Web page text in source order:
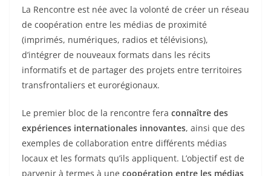
La Rencontre est née avec la volonté de créer un réseau
de coopération entre les médias de proximité
(imprimés, numériques, radios et télévisions),
d’intégrer de nouveaux formats dans les récits
informatifs et de partager des projets entre territoires
transfrontaliers et eurorégionaux.
Le premier bloc de la rencontre fera connaître des
expériences internationales innovantes, ainsi que des
exemples de collaboration entre différents médias
locaux et les formats qu’ils appliquent. L’objectif est de
parvenir à termes à une coopération entre les médias